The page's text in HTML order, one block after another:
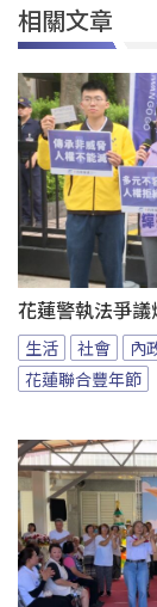
相關文章
花蓮警執法爭
生活 社會
內
花蓮聯合豐年節